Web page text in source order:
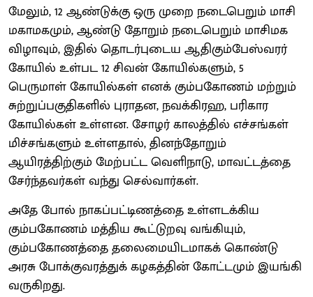
மேலும், 12 ஆண்டுக்கு ஒரு முறை நடைபெறும் மாசி
மகாமகமும், ஆண்டு தோறும் நடைபெறும் மாசிமக
விழாவும், இதில் தொடர்புடைய ஆதிகும்பேஸ்வரர்
கோயில் உள்பட 12 சிவன் கோயில்களும், 5
பெருமாள் கோயில்கள் எனக் கும்பகோணம் மற்றும்
சுற்றுப்பகுதிகளில் புராதன, நவக்கிரஹ, பரிகார
கோயில்கள் உள்ளன. சோழர் காலத்தில் எச்சங்கள்
மிச்சங்களும் உள்ளதால், தினந்தோறும்
ஆயிரத்திற்கும் மேற்பட்ட வெளிநாடு, மாவட்டத்தை
சேர்ந்தவர்கள் வந்து செல்வார்கள்.
அதே போல் நாகப்பட்டிணத்தை உள்ளடக்கிய
கும்பகோணம் மத்திய கூட்டுறவு வங்கியும்,
கும்பகோணத்தை தலைமையிடமாகக் கொண்டு
அரசு போக்குவரத்துக் கழகத்தின் கோட்டமும் இயங்கி
வருகிறது.